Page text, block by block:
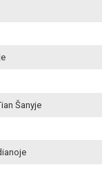
Šanyje